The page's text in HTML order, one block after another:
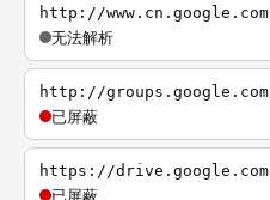
http://www.cn.google.com
无法解析
http://groups.google.com
已屏蔽
https://drive.google.com
已屏蔽